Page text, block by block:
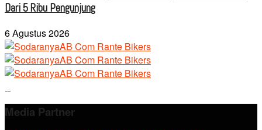
Dari 5 Ribu Pengunjung
6 Agustus 2026
Media Partner